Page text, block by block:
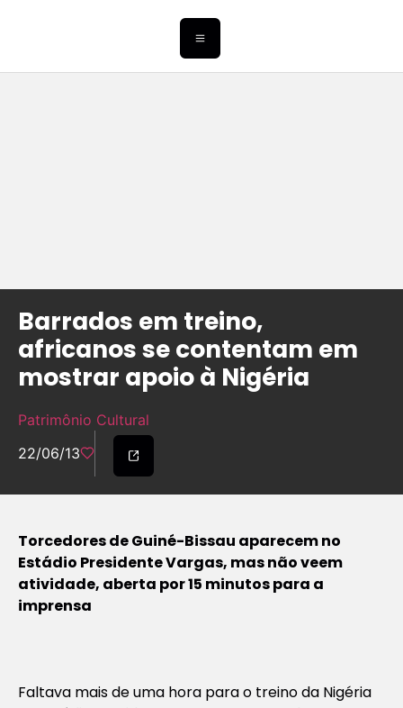
Barrados em treino,
africanos se contentam em
mostrar apoio à Nigéria
Patrimônio Cultural
22/06/13
Torcedores de Guiné-Bissau aparecem no
Estádio Presidente Vargas, mas não veem
atividade, aberta por 15 minutos para a
imprensa
Faltava mais de uma hora para o treino da Nigéria